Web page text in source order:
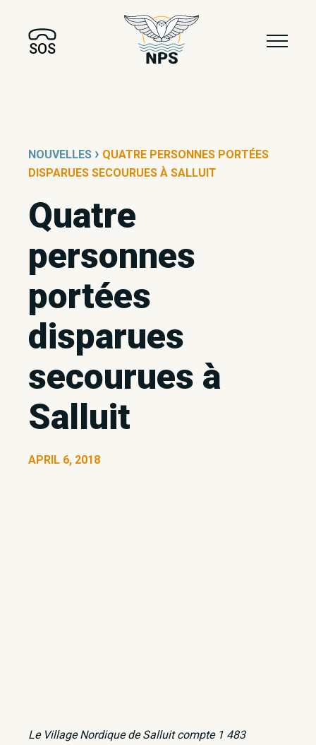
SOS
NOUVELLES › QUATRE PERSONNES PORTÉES
DISPARUES SECOURUES À SALLUIT
Quatre
personnes
portées
disparues
secourues à
Salluit
APRIL 6, 2018
Le Village Nordique de Salluit compte 1 483